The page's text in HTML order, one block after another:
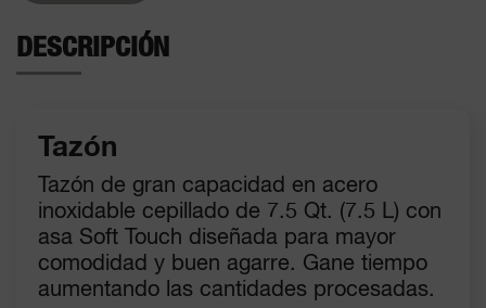
DESCRIPCIÓN
Tazón
Tazón de gran capacidad en acero
inoxidable cepillado de 7.5 Qt. (7.5 L) con
asa Soft Touch diseñada para mayor
comodidad y buen agarre. Gane tiempo
aumentando las cantidades procesadas.